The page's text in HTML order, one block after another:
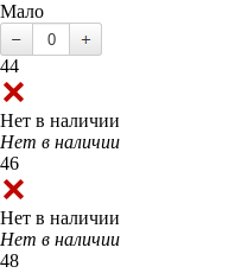
Мало
44
Нет в наличии
Нет в наличии
46
Нет в наличии
Нет в наличии
48